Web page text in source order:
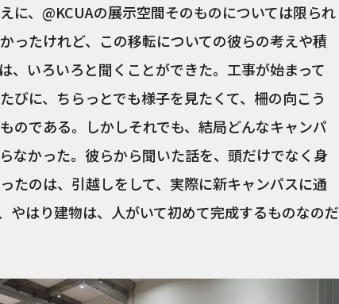
に、@KCUAの展示空間そのものについては限られ
ったけれど、この移転についての彼らの考えや積
、いろいろと聞くことができた。工事が始まって
びに、ちらっとでも様子を見たくて、柵の向こう
のである。しかしそれでも、結局どんなキャンパ
なかった。彼らから聞いた話を、頭だけでなく身
たのは、引越しをして、実際に新キャンパスに通
やはり建物は、人がいて初めて完成するものなのだ